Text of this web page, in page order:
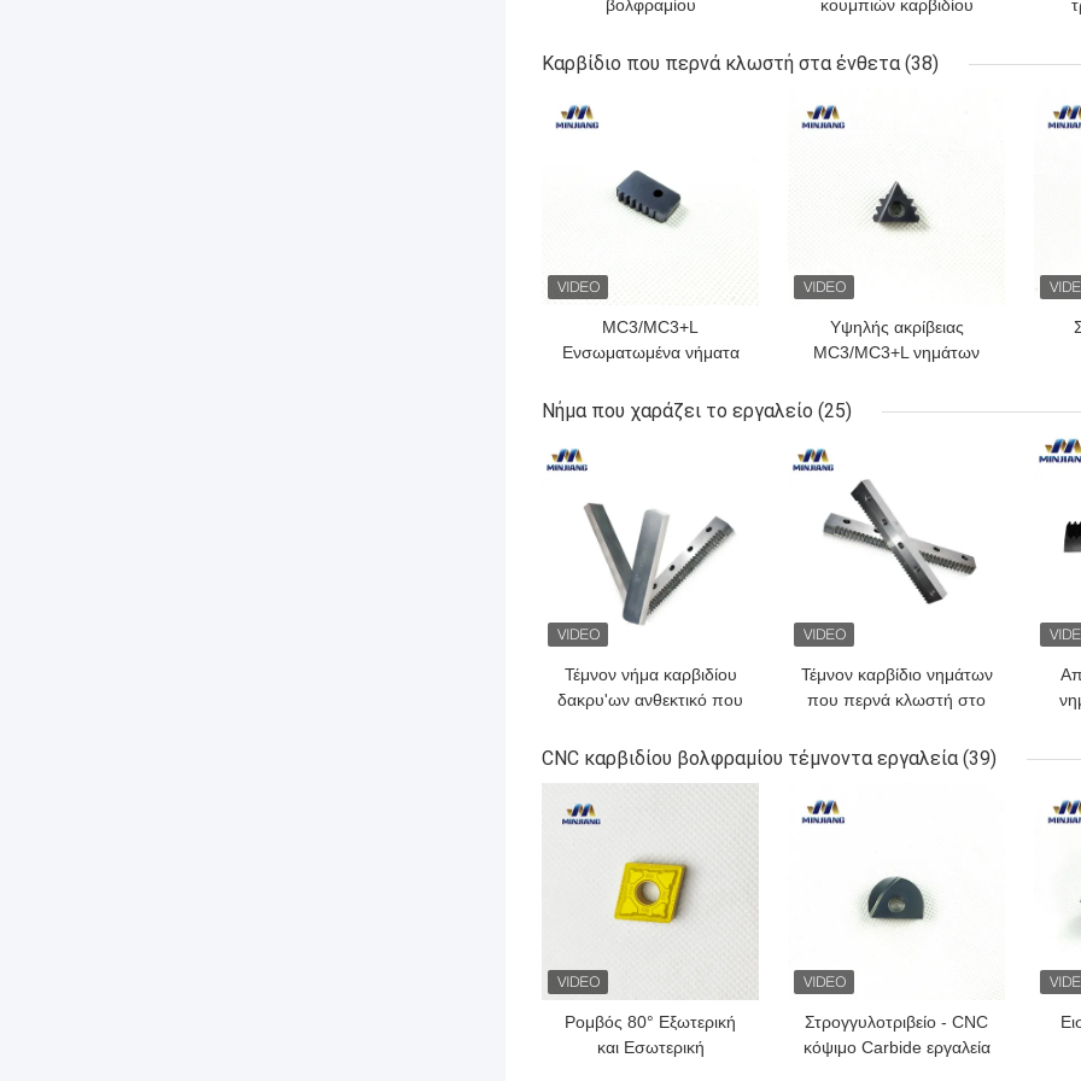
βολφραμίου
κομμάτια γεώτρησης
κουμπιών καρβιδίου
κομμάτια γεώτρησης
πετρελαίου
Καρβίδιο που περνά κλωστή στα ένθετα (38)
MC3/MC3+L
Ενσωματωμένα νήματα
Αποδεκτά για υδραυλικά
ΚΑΛΎΤΕΡΗ ΤΙΜΉ
Υψηλής ακρίβειας
MC3/MC3+L νημάτων
εργαλείων ενθέτων
ΚΑΛΎΤΕΡΗ ΤΙΜΉ
Νήμα που χαράζει το εργαλείο (25)
Τέμνον νήμα καρβιδίου
δακρυ'ων ανθεκτικό που
τους τόρνους
ΚΑΛΎΤΕΡΗ ΤΙΜΉ
Τέμνον καρβίδιο νημάτων
που περνά κλωστή στο
ακρών ηλεκτροδίων
ΚΑΛΎΤΕΡΗ ΤΙΜΉ
CNC καρβιδίου βολφραμίου τέμνοντα εργαλεία (39)
Ρομβός 80° Εξωτερική
και Εσωτερική
Στρογγυλοτριβείο - CNC
κόψιμο Carbide εργαλεία
ΚΑΛΎΤΕΡΗ ΤΙΜΉ